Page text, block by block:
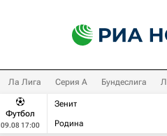
Ла Лига Серия А Бундеслига
Футбол
09.08 17:00
Зенит
Родина